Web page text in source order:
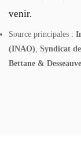
venir.
Source principales :
(INAO) Syndicat
Bettane & Desseauve